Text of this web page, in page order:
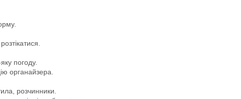
погоду.
органайзера.
розчинники.